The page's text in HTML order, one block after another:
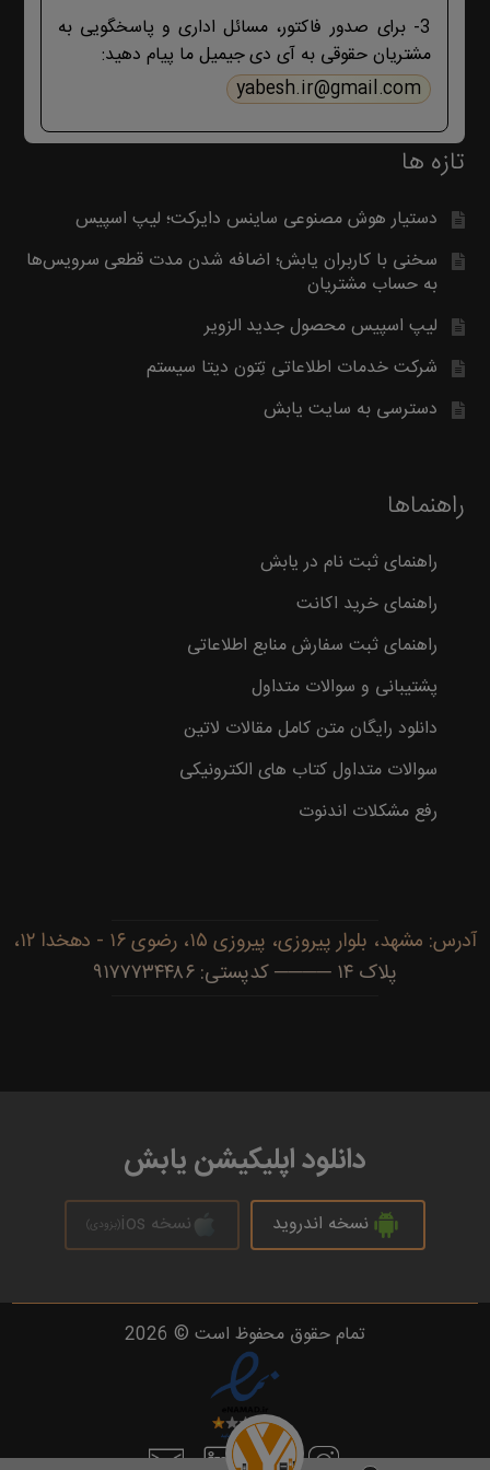
3- برای صدور فاکتور، مسائل اداری و پاسخگویی به
مشتریان حقوقی به آی دی جیمیل ما پیام دهید:
yabesh.ir@gmail.com
تازه ها
دستیار هوش مصنوعی ساینس دایرکت؛ لیپ اسپیس
سخنی با کاربران یابش؛ اضافه شدن مدت قطعی سرویس‌ها
به حساب مشتریان
لیپ اسپیس محصول جدید الزویر
شرکت خدمات اطلاعاتی تِتون دیتا سیستم
دسترسی به سایت یابش
راهنماها
راهنمای ثبت نام در یابش
راهنمای خرید اکانت
راهنمای ثبت سفارش منابع اطلاعاتی
پشتیبانی و سوالات متداول
دانلود رایگان متن کامل مقالات لاتین
سوالات متداول کتاب های الکترونیکی
رفع مشکلات اندنوت
آدرس: مشهد، بلوار پیروزی، پیروزی ۱۵، رضوی ۱۶ - دهخدا ۱۲،
پلاک ۱۴ ──── کدپستی: ۹۱۷۷۷۳۴۴۸۶
دانلود اپلیکیشن یابش
نسخه اندروید نسخه ios (بزودی)
تمام حقوق محفوظ است © 2026